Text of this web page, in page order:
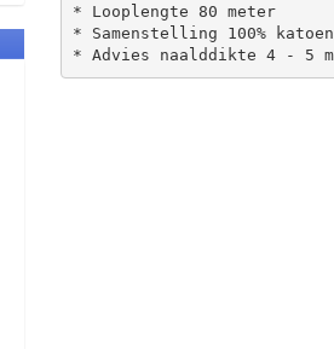
* Looplengte 80 meter
* Samenstelling 100% katoen